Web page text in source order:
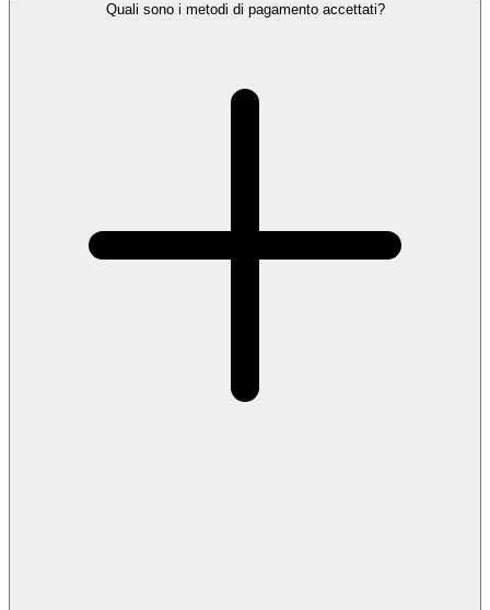
Quali sono i metodi di pagamento accettati?